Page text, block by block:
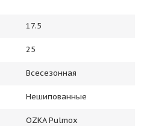
17.5
25
Всесезонная
Нешипованные
OZKA Pulmox